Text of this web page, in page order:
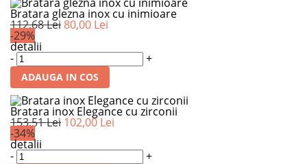
Bratara glezna inox cu inimioare
112,68 Lei 80,00 Lei
-29%
detalii
- +
ADAUGA IN COS
Bratara inox Elegance cu zirconii
153,51 Lei 102,00 Lei
-34%
detalii
- +